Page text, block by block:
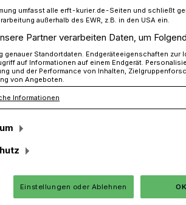
neue
Holz und der
gehen in die nächste Bauphase.
umfasst alle erft-kurier.de-Seiten und schließt
außerhalb des EWR, z.B. in den USA ein.
Partner verarbeiten Daten, um
genauer Standortdaten. Endgeräteeigenschaften zur
auf Informationen auf einem Endgerät.
und der Performance von Inhalten,
von Angeboten.
Informationen
Einstellungen oder Ablehnen OK